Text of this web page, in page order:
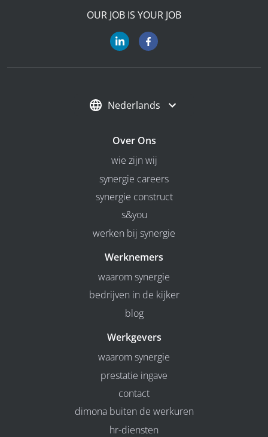
OUR JOB IS YOUR JOB
Nederlands
Over Ons
wie zijn wij
synergie careers
synergie construct
s&you
werken bij synergie
Werknemers
waarom synergie
bedrijven in de kijker
blog
Werkgevers
waarom synergie
prestatie ingave
contact
dimona buiten de werkuren
hr-diensten